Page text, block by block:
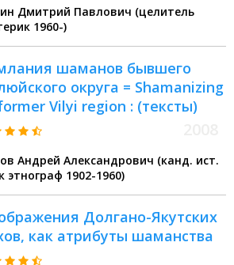
Дмитрий Павлович (целитель
эзотерик 1960-)
шаманов бывшего
округа = Shamanizing
Vilyi region : (тексты)
Андрей Александрович (канд. ист.
наук этнограф 1902-1960)
Долгано-Якутских
как атрибуты шаманства